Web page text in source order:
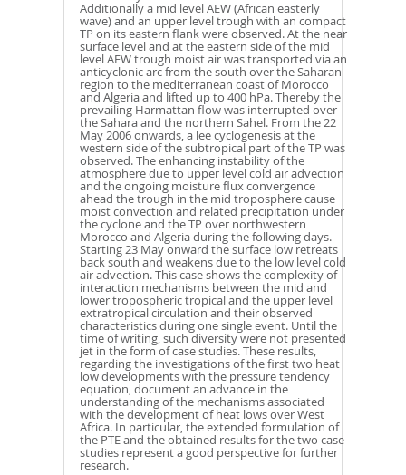
Additionally a mid level AEW (African easterly
wave) and an upper level trough with an compact
TP on its eastern flank were observed. At the near
surface level and at the eastern side of the mid
level AEW trough moist air was transported via an
anticyclonic arc from the south over the Saharan
region to the mediterranean coast of Morocco
and Algeria and lifted up to 400 hPa. Thereby the
prevailing Harmattan flow was interrupted over
the Sahara and the northern Sahel. From the 22
May 2006 onwards, a lee cyclogenesis at the
western side of the subtropical part of the TP was
observed. The enhancing instability of the
atmosphere due to upper level cold air advection
and the ongoing moisture flux convergence
ahead the trough in the mid troposphere cause
moist convection and related precipitation under
the cyclone and the TP over northwestern
Morocco and Algeria during the following days.
Starting 23 May onward the surface low retreats
back south and weakens due to the low level cold
air advection. This case shows the complexity of
interaction mechanisms between the mid and
lower tropospheric tropical and the upper level
extratropical circulation and their observed
characteristics during one single event. Until the
time of writing, such diversity were not presented
jet in the form of case studies. These results,
regarding the investigations of the first two heat
low developments with the pressure tendency
equation, document an advance in the
understanding of the mechanisms associated
with the development of heat lows over West
Africa. In particular, the extended formulation of
the PTE and the obtained results for the two case
studies represent a good perspective for further
research.